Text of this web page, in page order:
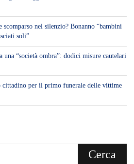
nel silenzio? Bonanno “bambini
soli”
“società ombra”: dodici misure cautelari
cittadino per il primo funerale delle vittime